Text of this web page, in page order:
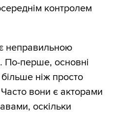
контролем
неправильною
По-перше, основні
ніж просто
вони є акторами
оскільки